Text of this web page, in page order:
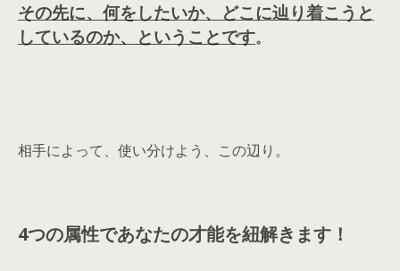
その先に、何をしたいか、どこに辿り着こうと
しているのか、ということです。
相手によって、使い分けよう、この辺り。
4つの属性であなたの才能を紐解きます！